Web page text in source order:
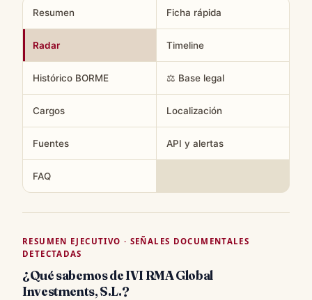
Resumen Ficha rápida
Radar Timeline
Histórico BORME ⚖️ Base legal
Cargos Localización
Fuentes API y alertas
FAQ
RESUMEN EJECUTIVO · SEÑALES DOCUMENTALES
DETECTADAS
¿Qué sabemos de IVI RMA Global
Investments, S.L.?